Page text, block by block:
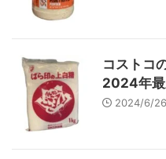
コストコ
2024年最
2024/6/26